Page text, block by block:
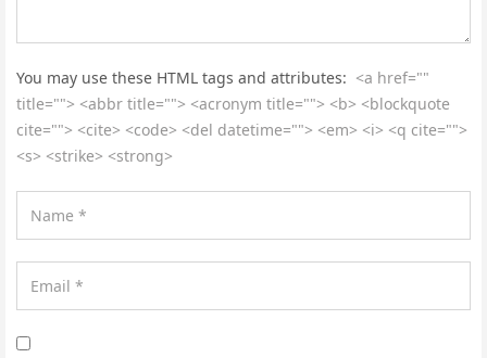
You may use these HTML tags and attributes: <a href=""
title=""> <abbr title=""> <acronym title=""> <b> <blockquote
cite=""> <cite> <code> <del datetime=""> <em> <i> <q cite="">
<s> <strike> <strong>